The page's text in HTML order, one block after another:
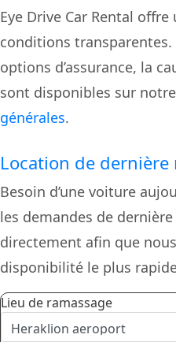
Eye Drive Car Rental
conditions transparentes.
options d’assurance, la
sont disponibles sur notre
générales.
Location de
Besoin d’une voiture
les demandes de
directement afin que
disponibilité le plus
Lieu de ramassage